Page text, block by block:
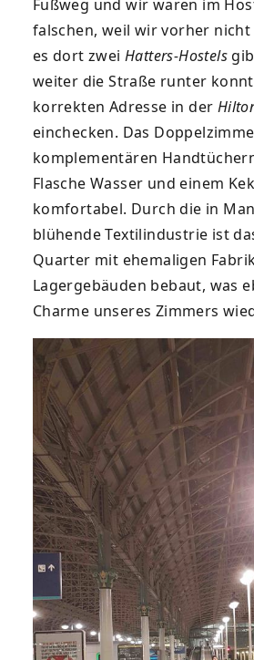
Fußweg und wir waren im
falschen, weil wir vorher nicht
es dort zweiHatters-Hostels
weiter die Straße runter
korrekten Adresse in der
einchecken. Das
komplementären
Flasche Wasser und einem
komfortabel. Durch die in
blühende Textilindustrie ist
Quarter mit ehemaligen
Lagergebäuden bebaut, was
Charme unseres Zimmers